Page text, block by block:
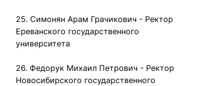
25. Симонян Арам Грачикович - Ректор
Ереванского государственного
университета
26. Федорук Михаил Петрович - Ректор
Новосибирского государственного